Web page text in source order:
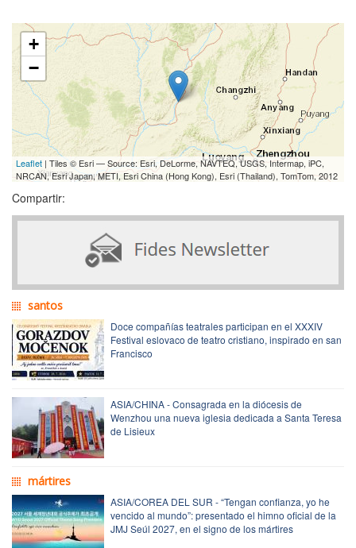
+
−
Leaflet | Tiles © Esri — Source: Esri, DeLorme, NAVTEQ, USGS, Intermap, iPC,
NRCAN, Esri Japan, METI, Esri China (Hong Kong), Esri (Thailand), TomTom, 2012
Compartir:
santos
Doce compañías teatrales participan en el XXXIV
Festival eslovaco de teatro cristiano, inspirado en san
Francisco
ASIA/CHINA - Consagrada en la diócesis de
Wenzhou una nueva iglesia dedicada a Santa Teresa
de Lisieux
mártires
ASIA/COREA DEL SUR - “Tengan confianza, yo he
vencido al mundo”: presentado el himno oficial de la
JMJ Seúl 2027, en el signo de los mártires